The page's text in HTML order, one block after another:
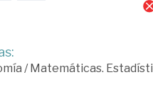
/Matemáticas.